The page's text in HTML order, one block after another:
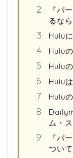
『パ
るな
Hulu
Hulu
Hulu
Hulu
Hulu
ム・
『パ
ついて